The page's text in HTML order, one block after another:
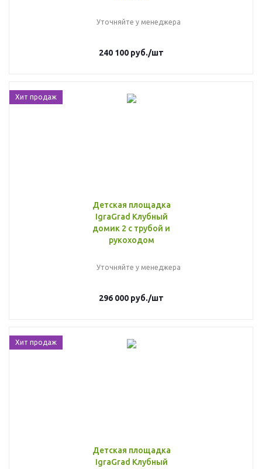
Уточняйте у менеджера
240 100 руб./шт
Хит продаж
Детская площадка
IgraGrad Клубный
домик 2 с трубой и
рукоходом
Уточняйте у менеджера
296 000 руб./шт
Хит продаж
Детская площадка
IgraGrad Клубный